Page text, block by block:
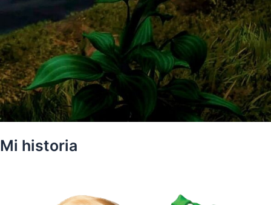
Mi historia